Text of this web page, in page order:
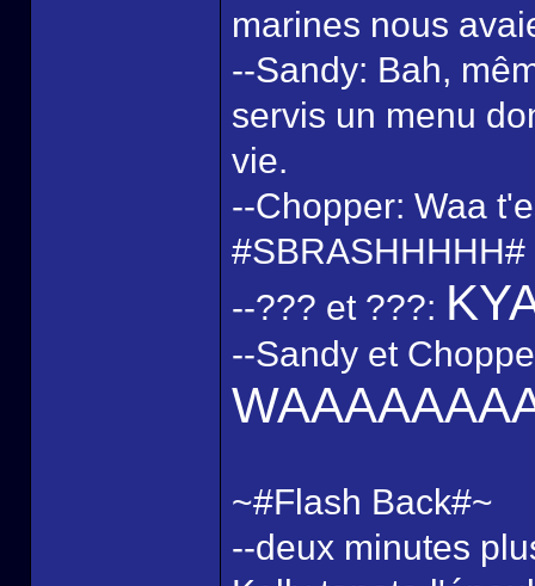
marines nous
--Sandy: Bah,
servis un menu
vie.
--Chopper: Waa
#SBRASHHHHH#
--??? et ???:
--Sandy et
~#Flash Back#~
--deux minutes